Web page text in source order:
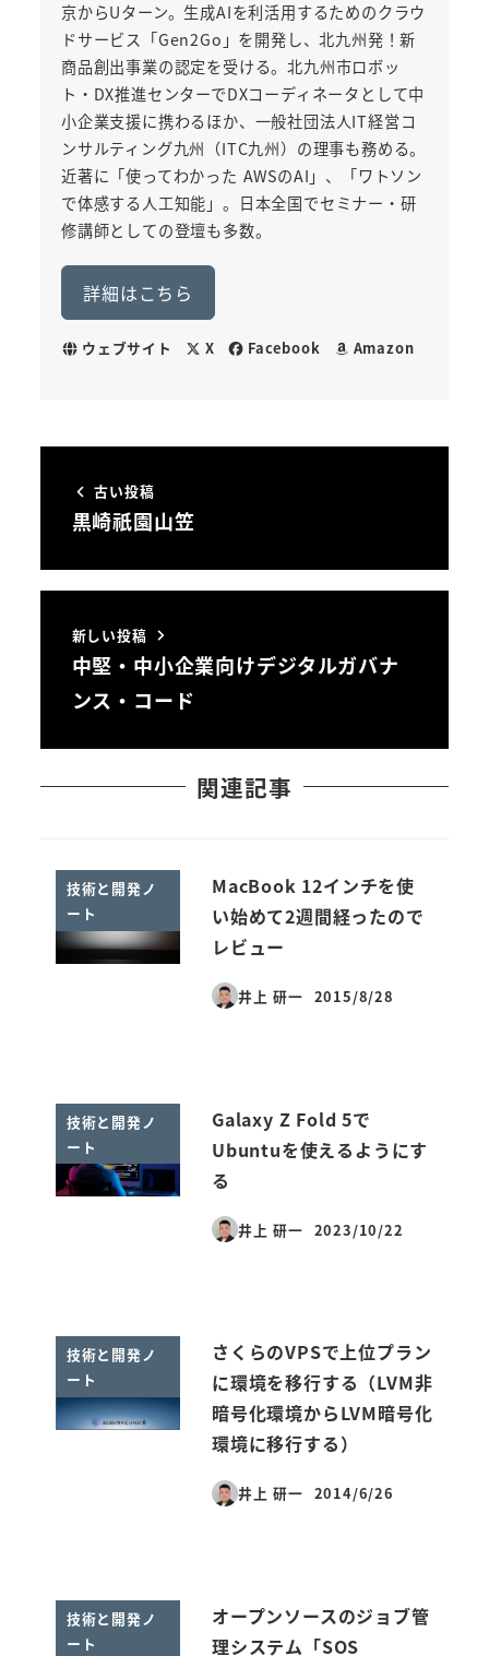
京からUターン。生成AIを利活用するためのクラウ
ドサービス「Gen2Go」を開発し、北九州発！新
商品創出事業の認定を受ける。北九州市ロボッ
ト・DX推進センターでDXコーディネータとして中
小企業支援に携わるほか、一般社団法人IT経営コ
ンサルティング九州（ITC九州）の理事も務める。
近著に「使ってわかった AWSのAI」、「ワトソン
で体感する人工知能」。日本全国でセミナー・研
修講師としての登壇も多数。
詳細はこちら
ウェブサイト X Facebook Amazon
古い投稿
黒崎祇園山笠
新しい投稿
中堅・中小企業向けデジタルガバナ
ンス・コード
関連記事
技術と開発ノ
ート
MacBook 12インチを使
い始めて2週間経ったので
レビュー
井上 研一
投稿日
2015/8/28
技術と開発ノ
ート
Galaxy Z Fold 5で
Ubuntuを使えるようにす
る
井上 研一
投稿日
2023/10/22
技術と開発ノ
ート
さくらのVPSで上位プラン
に環境を移行する（LVM非
暗号化環境からLVM暗号化
環境に移行する）
井上 研一
投稿日
2014/6/26
技術と開発ノ
ート
オープンソースのジョブ管
理システム「SOS